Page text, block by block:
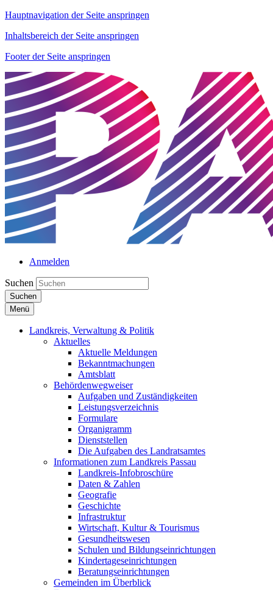
Hauptnavigation der Seite anspringen
Inhaltsbereich der Seite anspringen
Footer der Seite anspringen
Anmelden
Suchen
Suchen
Menü
Landkreis, Verwaltung & Politik
Aktuelles
Aktuelle Meldungen
Bekanntmachungen
Amtsblatt
Behördenwegweiser
Aufgaben und Zuständigkeiten
Leistungsverzeichnis
Formulare
Organigramm
Dienststellen
Die Aufgaben des Landratsamtes
Informationen zum Landkreis Passau
Landkreis-Infobroschüre
Daten & Zahlen
Geografie
Geschichte
Infrastruktur
Wirtschaft, Kultur & Tourismus
Gesundheitswesen
Schulen und Bildungseinrichtungen
Kindertageseinrichtungen
Beratungseinrichtungen
Gemeinden im Überblick